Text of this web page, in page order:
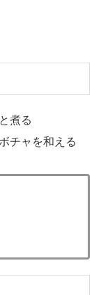
煮る
チャを和える